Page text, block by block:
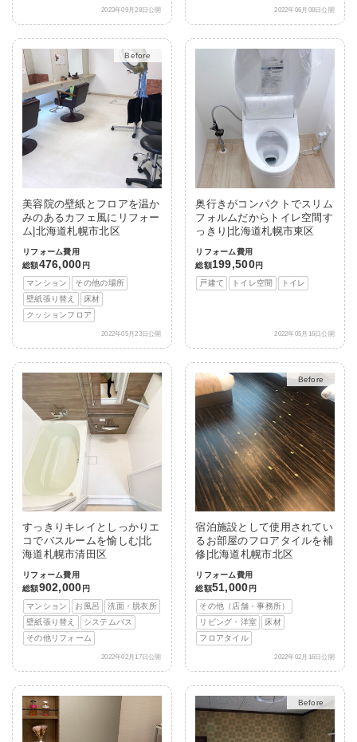
2023年09月28日公開 2022年06月08日公開
After
美容院の壁紙とフロアを温か
みのあるカフェ風にリフォー
ム|北海道札幌市北区
リフォーム費用
総額476,000 円
マンション
その他の場所
壁紙張り替え
床材
クッションフロア
2022年05月23日公開
奥行きがコンパクトでスリム
フォルムだからトイレ空間す
っきり|北海道札幌市東区
リフォーム費用
総額199,500円
戸建て
トイレ空間 トイレ
2022年05月16日公開
すっきりキレイとしっかりエ
コでバスルームを愉しむ|北
海道札幌市清田区
リフォーム費用
総額902,000 円
マンション
お風呂
洗面・脱衣所
壁紙張り替え
システムバス
その他リフォーム
2022年02月17日公開
After
宿泊施設として使用されてい
るお部屋のフロアタイルを補
修|北海道札幌市北区
リフォーム費用
総額51,000 円
その他（店舗・事務所）
リビング・洋室
床材
フロアタイル
2022年02月16日公開
After